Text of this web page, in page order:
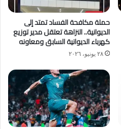
حملة مكافحة الفساد تمتد إلى
الديوانية.. النزاهة تعتقل مدير توزيع
كهرباء الديوانية السابق ومعاونه
٢٨ يونيو، ٢٠٢٦